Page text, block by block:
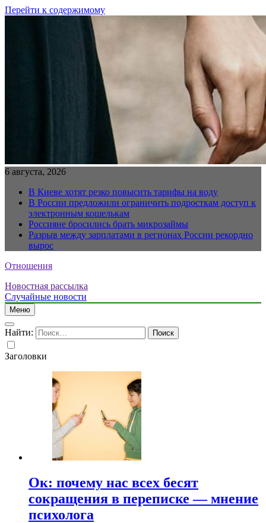
Перейти к содержимому
6 августа, 2026
В Киеве хотят резко повысить тарифы на воду
В России предложили ограничить подросткам доступ к
электронным кошелькам
Россияне бросились брать микрозаймы
Разрыв между зарплатами в регионах России рекордно
вырос
Отношения
Новостная рассылка
Случайные новости
Меню
Найти:
Заголовки
Ок: почему нас всех бесят
сокращения в переписке — мнение
психолога